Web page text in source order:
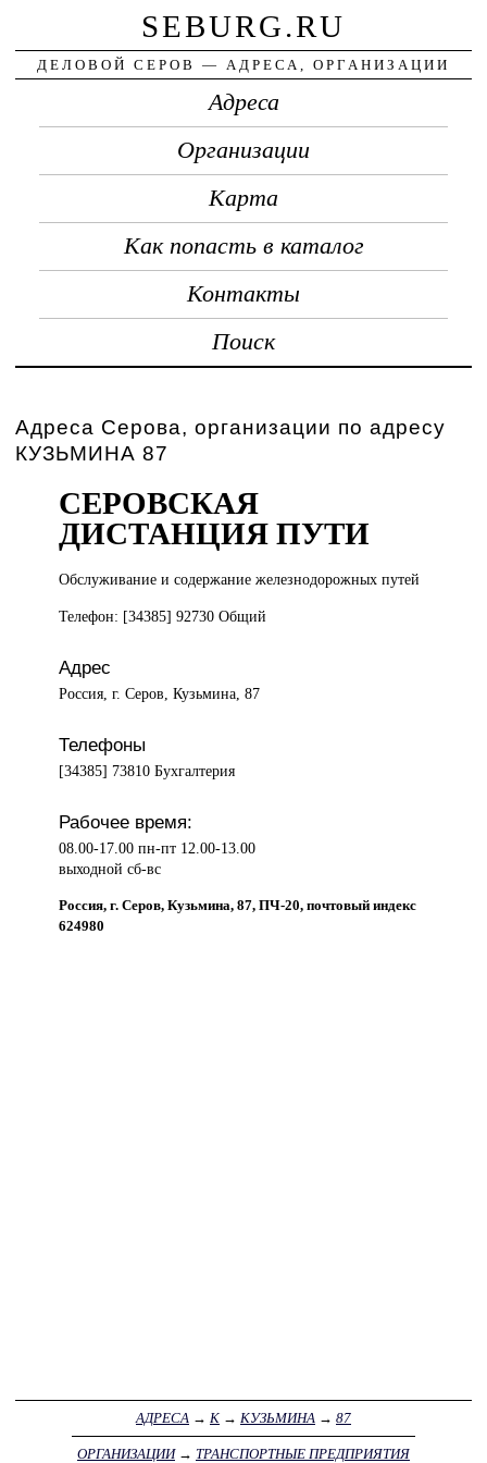
SEBURG.RU
ДЕЛОВОЙ СЕРОВ — АДРЕСА, ОРГАНИЗАЦИИ
Адреса
Организации
Карта
Как попасть в каталог
Контакты
Поиск
Адреса Серова, организации по адресу
КУЗЬМИНА 87
СЕРОВСКАЯ
ДИСТАНЦИЯ ПУТИ
Обслуживание исодержание железнодорожных путей
Телефон: [34385] 92730 Общий
Адрес
Россия, г. Серов, Кузьмина, 87
Телефоны
[34385] 73810 Бухгалтерия
Рабочее время:
08.00-17.00 пн-пт 12.00-13.00
выходной сб-вс
Россия, г. Серов, Кузьмина, 87, ПЧ-20, почтовый индекс
624980
АДРЕСА → К → КУЗЬМИНА → 87
ОРГАНИЗАЦИИ→ ТРАНСПОРТНЫЕ ПРЕДПРИЯТИЯ